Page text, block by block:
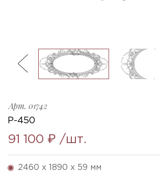
Арт. 01742
Р-450
91 100 ₽ /шт.
2460 x 1890 x 59 мм